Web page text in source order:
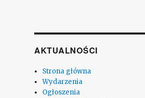
AKTUALNOŚCI
Strona główna
Wydarzenia
Ogłoszenia